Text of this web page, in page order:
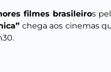
filmes brasileiros
chega aos cinemas